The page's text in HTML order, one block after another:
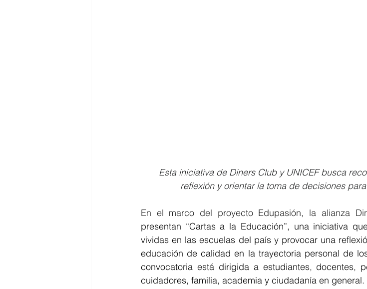
Esta iniciativa de Diners Club y UNICEF busca
reflexión y orientar la toma de decisiones
presentan “Cartas a la Educación”, una iniciativa
vividas en las escuelas del país y provocar una
educación de calidad en la trayectoria personal de
convocatoria está dirigida a estudiantes, docentes,
cuidadores, familia, academia y ciudadanía en general.